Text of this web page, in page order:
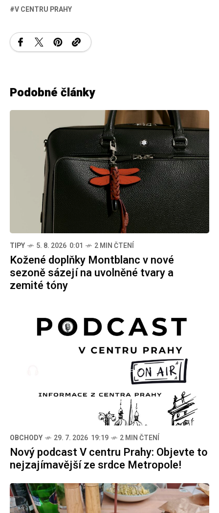
V CENTRU PRAHY
Podobné články
TIPY 5. 8. 2026 0:01 2 MIN ČTENÍ
Kožené doplňky Montblanc v nové
sezoně sázejí na uvolněné tvary a
zemité tóny
OBCHODY 29. 7. 2026 19:19 2 MIN ČTENÍ
Nový podcast V centru Prahy: Objevte to
nejzajímavější ze srdce Metropole!